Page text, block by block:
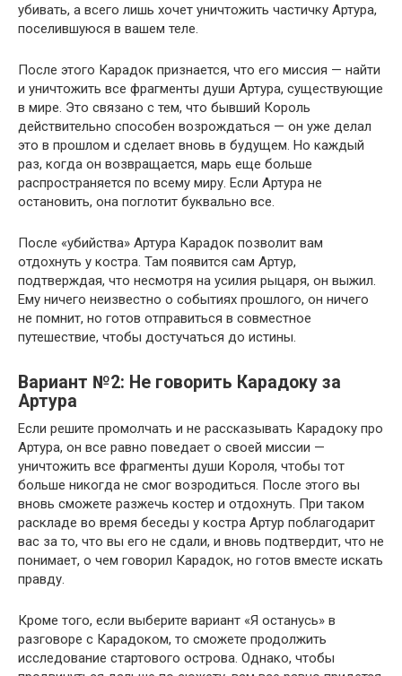
убивать, а всего лишь хочет уничтожить частичку Артура,
поселившуюся в вашем теле.
После этого Карадок признается, что его миссия — найти
и уничтожить все фрагменты души Артура, существующие
в мире. Это связано с тем, что бывший Король
действительно способен возрождаться — он уже делал
это в прошлом и сделает вновь в будущем. Но каждый
раз, когда он возвращается, марь еще больше
распространяется по всему миру. Если Артура не
остановить, она поглотит буквально все.
После «убийства» Артура Карадок позволит вам
отдохнуть у костра. Там появится сам Артур,
подтверждая, что несмотря на усилия рыцаря, он выжил.
Ему ничего неизвестно о событиях прошлого, он ничего
не помнит, но готов отправиться в совместное
путешествие, чтобы достучаться до истины.
Вариант №2: Не говорить Карадоку за
Артура
Если решите промолчать и не рассказывать Карадоку про
Артура, он все равно поведает о своей миссии —
уничтожить все фрагменты души Короля, чтобы тот
больше никогда не смог возродиться. После этого вы
вновь сможете разжечь костер и отдохнуть. При таком
раскладе во время беседы у костра Артур поблагодарит
вас за то, что вы его не сдали, и вновь подтвердит, что не
понимает, о чем говорил Карадок, но готов вместе искать
правду.
Кроме того, если выберите вариант «Я останусь» в
разговоре с Карадоком, то сможете продолжить
исследование стартового острова. Однако, чтобы